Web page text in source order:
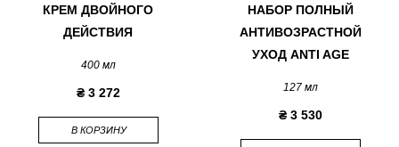
КРЕМ ДВОЙНОГО
ДЕЙСТВИЯ
400 мл
₴ 3 272
В КОРЗИНУ
НАБОР ПОЛНЫЙ
АНТИВОЗРАСТНОЙ
УХОД ANTI AGE
127 мл
₴ 3 530